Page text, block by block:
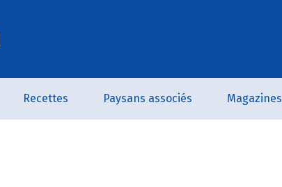
Recettes Paysans associés Magazines